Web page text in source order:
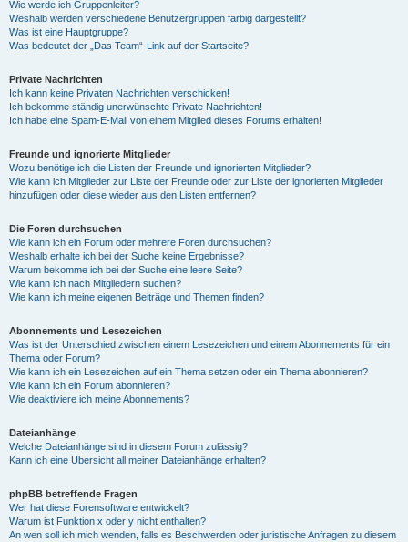
Wie werde ich Gruppenleiter?
Weshalb werden verschiedene Benutzergruppen farbig dargestellt?
Was ist eine Hauptgruppe?
Was bedeutet der „Das Team“-Link auf der Startseite?
Private Nachrichten
Ich kann keine Privaten Nachrichten verschicken!
Ich bekomme ständig unerwünschte Private Nachrichten!
Ich habe eine Spam-E-Mail von einem Mitglied dieses Forums erhalten!
Freunde und ignorierte Mitglieder
Wozu benötige ich die Listen der Freunde und ignorierten Mitglieder?
Wie kann ich Mitglieder zur Liste der Freunde oder zur Liste der ignorierten Mitglieder
hinzufügen oder diese wieder aus den Listen entfernen?
Die Foren durchsuchen
Wie kann ich ein Forum oder mehrere Foren durchsuchen?
Weshalb erhalte ich bei der Suche keine Ergebnisse?
Warum bekomme ich bei der Suche eine leere Seite?
Wie kann ich nach Mitgliedern suchen?
Wie kann ich meine eigenen Beiträge und Themen finden?
Abonnements und Lesezeichen
Was ist der Unterschied zwischen einem Lesezeichen und einem Abonnements für ein
Thema oder Forum?
Wie kann ich ein Lesezeichen auf ein Thema setzen oder ein Thema abonnieren?
Wie kann ich ein Forum abonnieren?
Wie deaktiviere ich meine Abonnements?
Dateianhänge
Welche Dateianhänge sind in diesem Forum zulässig?
Kann ich eine Übersicht all meiner Dateianhänge erhalten?
phpBB betreffende Fragen
Wer hat diese Forensoftware entwickelt?
Warum ist Funktion x oder y nicht enthalten?
An wen soll ich mich wenden, falls es Beschwerden oder juristische Anfragen zu diesem